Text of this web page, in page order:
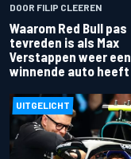
DOOR FILIP CLEEREN
Waarom Red Bull pas
tevreden is als Max
Verstappen weer een
winnende auto heeft
UITGELICHT